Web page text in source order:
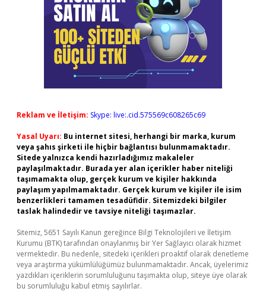
Reklam ve İletişim: Skype: live:.cid.575569c608265c69
Yasal Uyarı: Bu internet sitesi, herhangi bir marka, kurum
veya şahıs şirketi ile hiçbir bağlantısı bulunmamaktadır.
Sitede yalnızca kendi hazırladığımız makaleler
paylaşılmaktadır. Burada yer alan içerikler haber niteliği
taşımamakta olup, gerçek kurum ve kişiler hakkında
paylaşım yapılmamaktadır. Gerçek kurum ve kişiler ile isim
benzerlikleri tamamen tesadüfidir. Sitemizdeki bilgiler
taslak halindedir ve tavsiye niteliği taşımazlar.
Sitemiz, 5651 Sayılı Kanun gereğince Bilgi Teknolojileri ve İletişim
Kurumu (BTK) tarafından onaylanmış bir Yer Sağlayıcı olarak hizmet
vermektedir. Bu nedenle, sitedeki içerikleri proaktif olarak denetleme
veya araştırma yükümlülüğümüz bulunmamaktadır. Ancak, üyelerimiz
yazdıkları içeriklerin sorumluluğunu taşımakta olup, siteye üye olarak
bu sorumluluğu kabul etmiş sayılırlar.